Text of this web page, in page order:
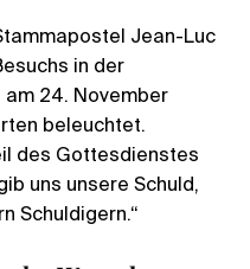
Jean-Luc
in der
am 24. November
beleuchtet.
des Gottesdienstes
uns unsere Schuld,
Schuldigern.“